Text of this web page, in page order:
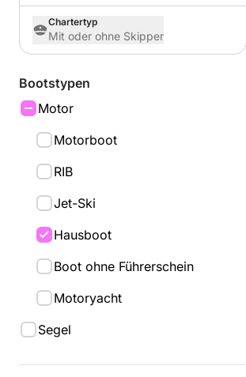
Chartertyp
Mit oder ohne Skipper
Bootstypen
Motor
Motorboot
RIB
Jet-Ski
Hausboot
Boot ohne Führerschein
Motoryacht
Segel